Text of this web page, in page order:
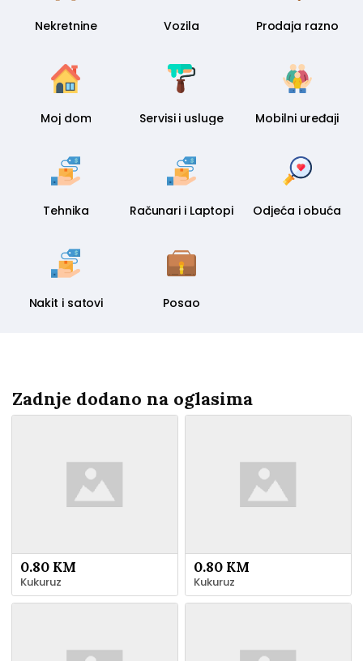
Nekretnine Vozila Prodaja razno
Moj dom Servisi i usluge Mobilni uređaji
Tehnika Računari i Laptopi Odjeća i obuća
Nakit i satovi Posao
Zadnje dodano na oglasima
0.80 KM
Kukuruz
0.80 KM
Kukuruz